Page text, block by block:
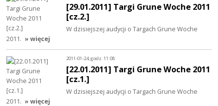
[29.01.2011] Targi Grune Woche 2011
[cz.2.]
W dzisiejszej audycji o Targach Grune Woche
2011. » więcej
2011-01-24, godz. 11:08
[22.01.2011] Targi Grune Woche 2011
[cz.1.]
W dzisiejszej audycji o Targach Grune Woche
2011. » więcej